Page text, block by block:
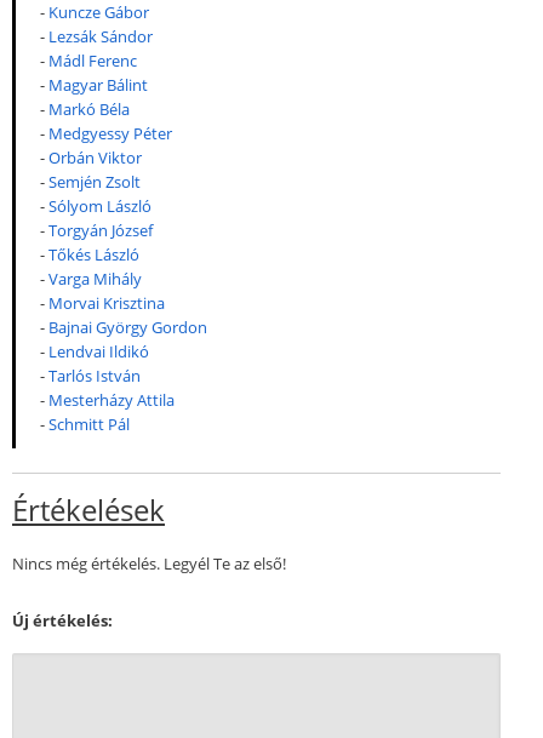
- Kuncze Gábor
- Lezsák Sándor
- Mádl Ferenc
- Magyar Bálint
- Markó Béla
- Medgyessy Péter
-Orbán Viktor
-Semjén Zsolt
-Sólyom László
-Torgyán József
-Tőkés László
-Varga Mihály
- Morvai Krisztina
- Bajnai György Gordon
- Lendvai Ildikó
-Tarlós István
- Mesterházy Attila
-Schmitt Pál
Értékelések
Nincs még értékelés. Legyél Te az első!
Új értékelés: